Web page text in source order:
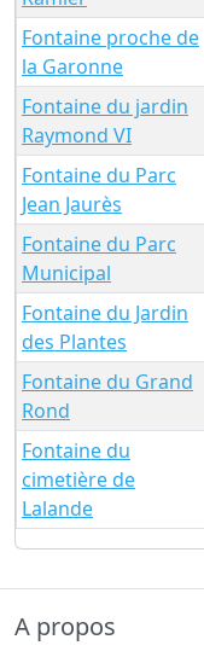
Fontaine proche de
la Garonne
Fontaine du jardin
Raymond VI
Fontaine du Parc
Jean Jaurès
Fontaine du Parc
Municipal
Fontaine du Jardin
des Plantes
Fontaine du Grand
Rond
Fontaine du
cimetière de
Lalande
A propos